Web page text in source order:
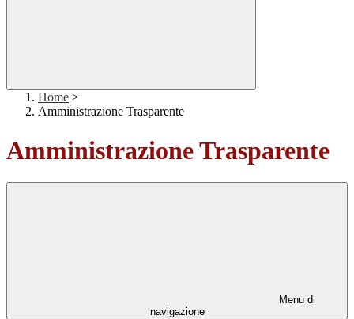
Home >
Amministrazione Trasparente
Amministrazione Trasparente
Menu di
navigazione